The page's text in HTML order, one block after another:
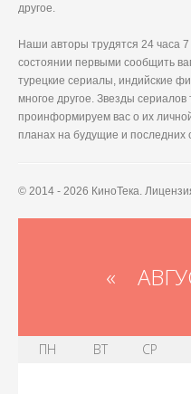
другое.
Наши авторы трудятся 24 часа
состоянии первыми сообщить
турецкие сериалы, индийские
многое другое. Звезды
проинформируем вас о их
планах на будущие и последних
© 2014 - 2026 КиноТека.
«
ПН ВТ СР